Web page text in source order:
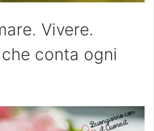
Vivere.
conta ogni